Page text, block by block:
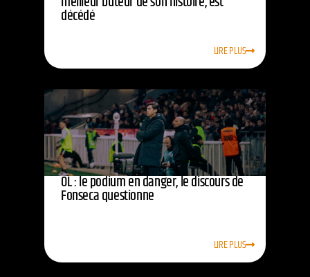
décédé
LIRE PLUS
OL : le podium en danger, le discours de
Fonseca questionne
LIRE PLUS